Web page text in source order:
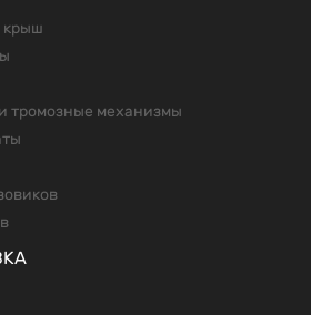
крыш
тромозные механизмы